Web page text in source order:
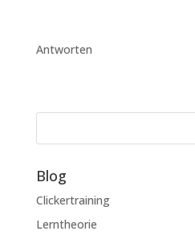
Antworten
Blog
Clickertraining
Lerntheorie